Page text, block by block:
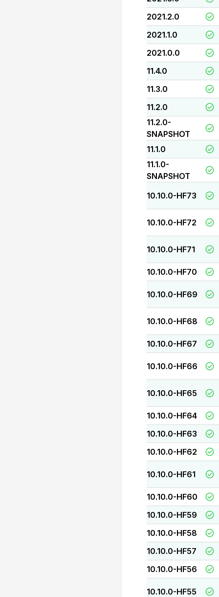
2021.2.0
2021.1.0
2021.0.0
11.4.0
11.3.0
11.2.0
11.2.0-
SNAPSHOT
11.1.0
11.1.0-
SNAPSHOT
10.10.0-HF73
10.10.0-HF72
10.10.0-HF71
10.10.0-HF70
10.10.0-HF69
10.10.0-HF68
10.10.0-HF67
10.10.0-HF66
10.10.0-HF65
10.10.0-HF64
10.10.0-HF63
10.10.0-HF62
10.10.0-HF61
10.10.0-HF60
10.10.0-HF59
10.10.0-HF58
10.10.0-HF57
10.10.0-HF56
10.10.0-HF55